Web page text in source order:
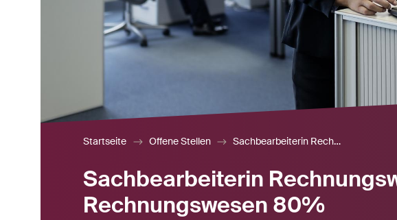
Startseite Offene Stellen Sachbearbeiterin Rechnungswesen / Sachbearbeiter Rechnungswesen 80%
Sachbearbeiterin
Rechnungswesen 80%